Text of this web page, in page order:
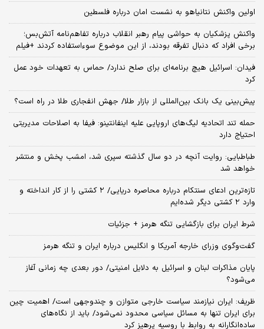
اولین واکنش نتانیاهو به نشست امان درباره فلسطین
واکنش پزشکیان به حواشی پیام رهبر انقلاب درباره تفاهم‌نامه آتش‌بس؛
برخی افراد که دنبال تفرقه بودند، از این موضوع سوءاستفاده کردند +فیلم
فیدان: اسرائیل هیچ برنامه‌ای برای صلح ندارد/ حماس به تعهدات خود عمل
کرد
پیش‌بینی یک بانک بین‌المللی از بازار طلا/ جهش انفجاری طلا در راه است؟
حمله تند اتحادیه لیگ‌های اروپایی علیه اینفانتینو: فیفا به اصلاحات مدیریتی
احتیاج دارد
طباطبایی: روایت آنچه در دو سال گذشته سپری شد، امشب پخش و منتشر
خواهد شد
تازه‌ترین ادعای سنتکام درباره محاصره دریایی/ ۲ کشتی را از کار انداخته و
وارد ۲ کشتی دیگر شده‌ایم
شرط ایران برای بازگشایی تنگه هرمز + جزئیات
گفت‌وگوی وزرای خارجه آمریکا و انگلیس درباره ایران و تنگه هرمز
پایان مذاکرات لبنان و اسرائیل به دلایل امنیتی/ دور بعدی چه زمانی آغاز
می‌شود؟
ظریف: ایران نیازمند سیاست خارجی متوازن و چندوجهی است/ اهمیت چین
برای ایران تنها به مسائل سیاسی محدود نمی‌شود/ باید از نگاه‌های
ساده‌انگارانه به روابط با روسیه پرهیز کرد